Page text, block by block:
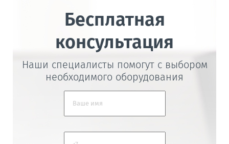
Бесплатная
консультация
Наши специалисты помогут с выбором
необходимого оборудования